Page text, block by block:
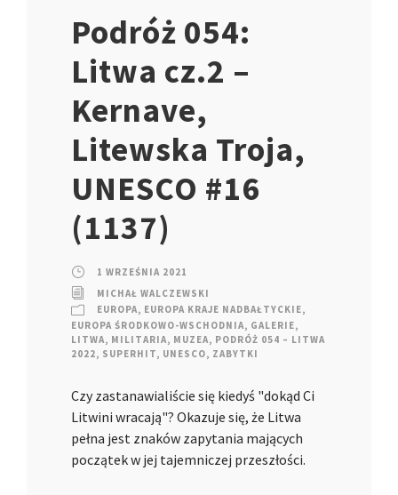
Podróż 054:
Litwa cz.2 –
Kernave,
Litewska Troja,
UNESCO #16
(1137)
1 WRZEŚNIA 2021
MICHAŁ WALCZEWSKI
EUROPA, EUROPA KRAJE NADBAŁTYCKIE,
EUROPA ŚRODKOWO-WSCHODNIA, GALERIE,
LITWA, MILITARIA, MUZEA, PODRÓŻ 054 – LITWA
2022, SUPERHIT, UNESCO, ZABYTKI
Czy zastanawialiście się kiedyś "dokąd Ci
Litwini wracają"? Okazuje się, że Litwa
pełna jest znaków zapytania mających
początek w jej tajemniczej przeszłości.